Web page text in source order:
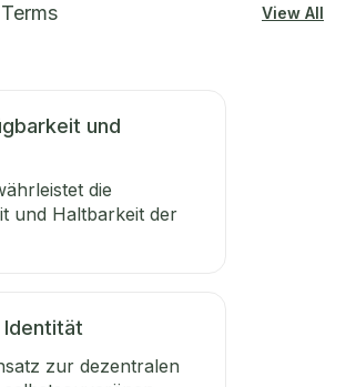
View All
und
die
und Haltbarkeit der
Identität
zur dezentralen